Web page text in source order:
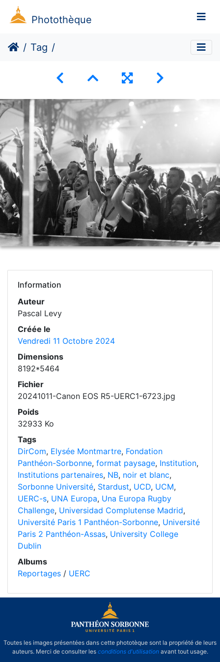
Photothèque
Tag
Information
Auteur
Pascal Levy
Créée le
Vendredi 11 Octobre 2024
Dimensions
8192*5464
Fichier
20241011-Canon EOS R5-UERC1-6723.jpg
Poids
32933 Ko
Tags
DirCom, Elysée Montmartre, Fondation
Panthéon-Sorbonne, format paysage, Institution,
Institutions partenaires, NB, noir et blanc,
Sorbonne Université, Stardust, UCD, UCM,
UERC-s, UNA Europa, Una Europa Rugby
Challenge, Universidad Complutense Madrid,
Université Paris 1 Panthéon-Sorbonne, Université
Paris 2 Panthéon-Assas, University College
Dublin
Albums
Reportages / UERC
Toutes les images présentées dans cette phototèque sont la propriété de leurs
auteurs. Merci de consulter les conditions d'utilisationavant tout usage.